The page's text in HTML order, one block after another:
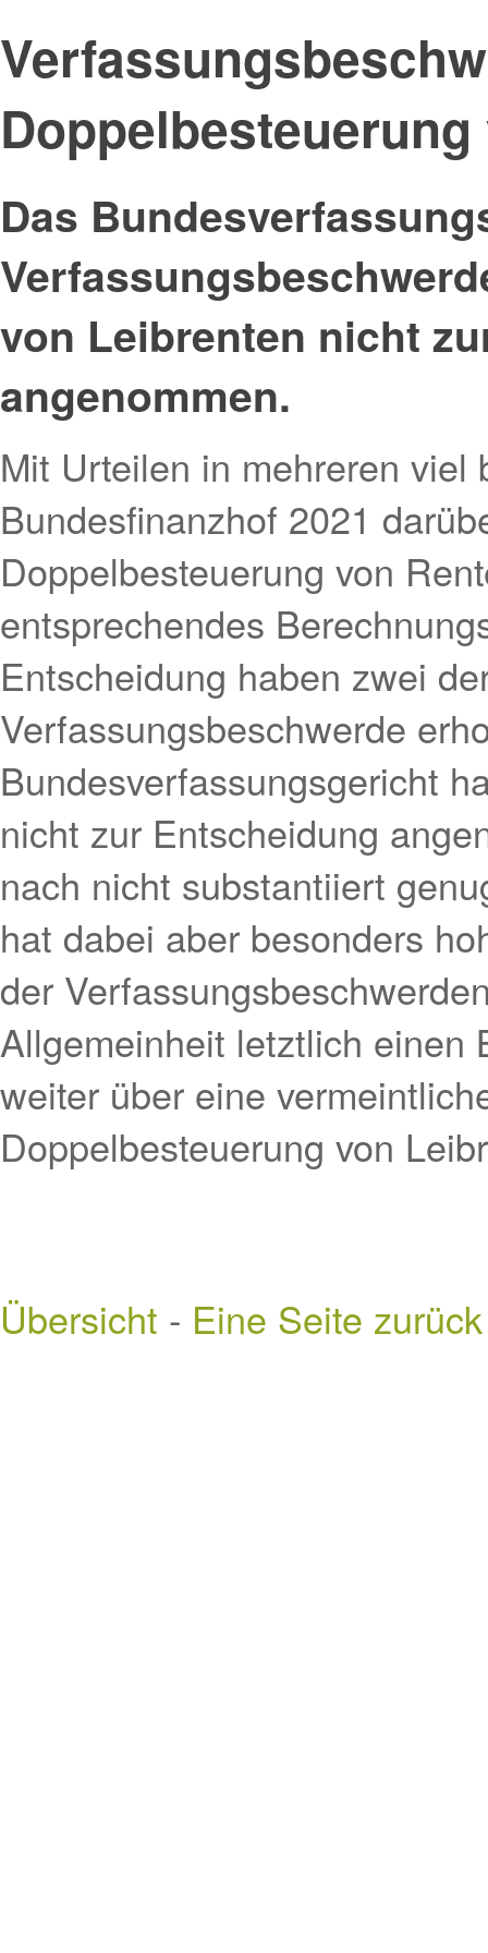
Das
von Leibrenten nicht
angenommen.
Mit Urteilen in mehreren viel
Bundesfinanzhof 2021
Doppelbesteuerung von
entsprechendes
Entscheidung haben zwei
Verfassungsbeschwerde
Bundesverfassungsgericht
nicht zur Entscheidung
nach nicht substantiiert
hat dabei aber besonders
der
Allgemeinheit letztlich einen
weiter über eine
Doppelbesteuerung von
Übersicht - Eine Seite zurück